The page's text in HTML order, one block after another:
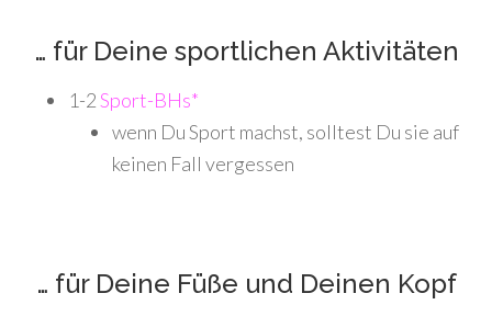
… für Deine sportlichen Aktivitäten
1-2Sport-BHs*
wenn Du Sport machst, solltest Du sie auf
keinen Fall vergessen
… für Deine Füße und Deinen Kopf